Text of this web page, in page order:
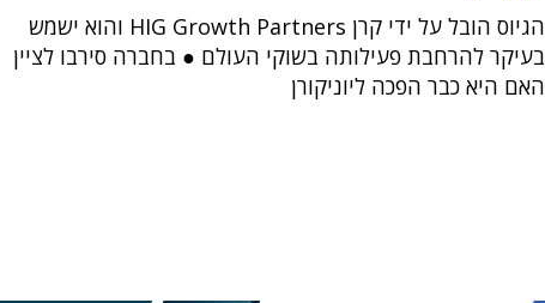
הגיוס הובל על ידי קרן HIG Growth Partners והוא ישמש
בעיקר להרחבת פעילותה בשוקי העולם ● בחברה סירבו לציין
האם היא כבר הפכה ליוניקורן